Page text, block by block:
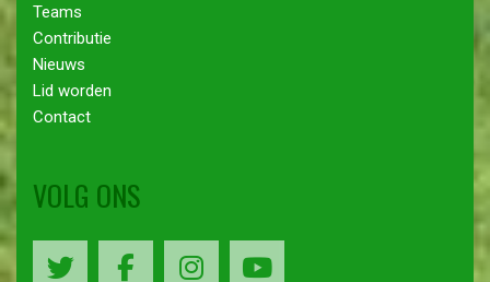
Teams
Contributie
Nieuws
Lid worden
Contact
VOLG ONS